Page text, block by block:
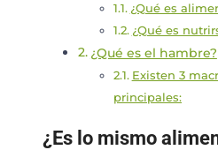
¿Qué es
¿Qué es
¿Qué es el hambre?
Existen 3
principales:
¿Es lo mismo